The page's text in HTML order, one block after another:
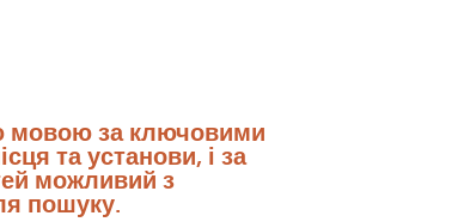
мовою за ключовими
та установи, і за
можливий з
пошуку.